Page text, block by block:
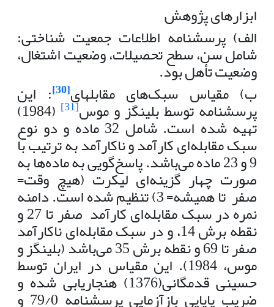
ابزارهای پژوهش
الف) پرسشنامه اطلاعات جمعیت شناختی:
شامل سن، سطح تحصیلات، وضعیت اشتغال،
وضعیت تأهل بود.
ب) مقیاس سبک‌های مقابله­ای[30] : این
پرسشنامه توسط بلینگز و موس[31]
(1984)
تهیه شده است. شامل 32 ماده و دو نوع
سبک مقابله‌ای کارآمد و ناکارآمد به ترتیب با
9 و 23 ماده می‌باشد. پاسخ‌گویی به ماده‌ها به
صورت چهار گزینه‌ای لیکرت (هیچ وقت=
صفر تا همیشه= 3) تنظیم شده است. دامنه
نمره در سبک مقابله‌ای کارآمد صفر تا 27 و
نقطه برش 14، و در سبک مقابله‌ای ناکارآمد
صفر تا 69 و نقطه برش 35 می‌باشد (بلینگز و
موس، 1984). این مقیاس در ایران توسط
حسینی قدمگانی(1376) هنجاریابی شده و
ضریب پایایی بازآزمایی پرسشنامه 79/0 و